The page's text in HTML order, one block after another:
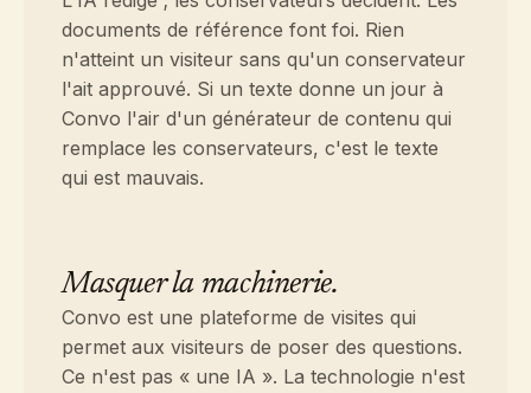
documents de référence font foi. Rien
n'atteint un visiteur sans qu'un conservateur
l'ait approuvé. Si un texte donne un jour à
Convo l'air d'un générateur de contenu qui
remplace les conservateurs, c'est le texte
qui est mauvais.
Masquer la machinerie.
Convo est une plateforme de visites qui
permet aux visiteurs de poser des questions.
Ce n'est pas « une IA ». La technologie n'est